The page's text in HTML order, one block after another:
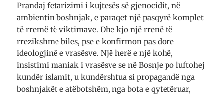
Prandaj fetarizimi i kujtesës së gjenocidit, në
ambientin boshnjak, e paraqet një pasqyrë komplet
të rremë të viktimave. Dhe kjo një rrenë të
rrezikshme biles, pse e konfirmon pas dore
ideologjinë e vrasësve. Një herë e një kohë,
insistimi maniak i vrasësve se në Bosnje po luftohej
kundër islamit, u kundërshtua si propagandë nga
boshnjakët e atëbotshëm, nga bota e qytetëruar,